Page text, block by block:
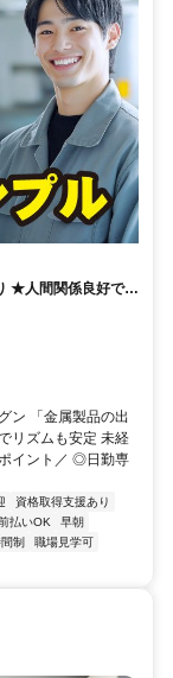
★人間関係良好で働
ン 「金属製品の出
リズムも安定 未経
イント／ ◎日勤専
資格取得支援あり
払いOK
早朝
制
職場見学可